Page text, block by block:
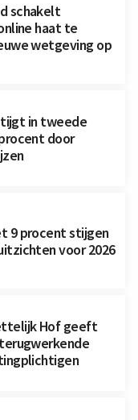
schakelt
haat te
wetgeving op
in tweede
door
9 procent stijgen
voor 2026
Hof geeft